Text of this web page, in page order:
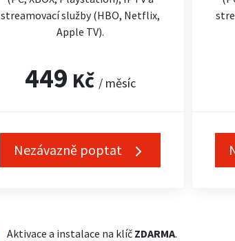
streamovací služby (HBO, Netflix,
Apple TV).
449 Kč / měsíc
Nezávazně poptat
Aktivace a instalace na klíč ZDARMA.